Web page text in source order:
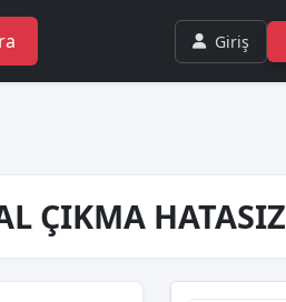
Giriş
ÇIKMA HATASIZ